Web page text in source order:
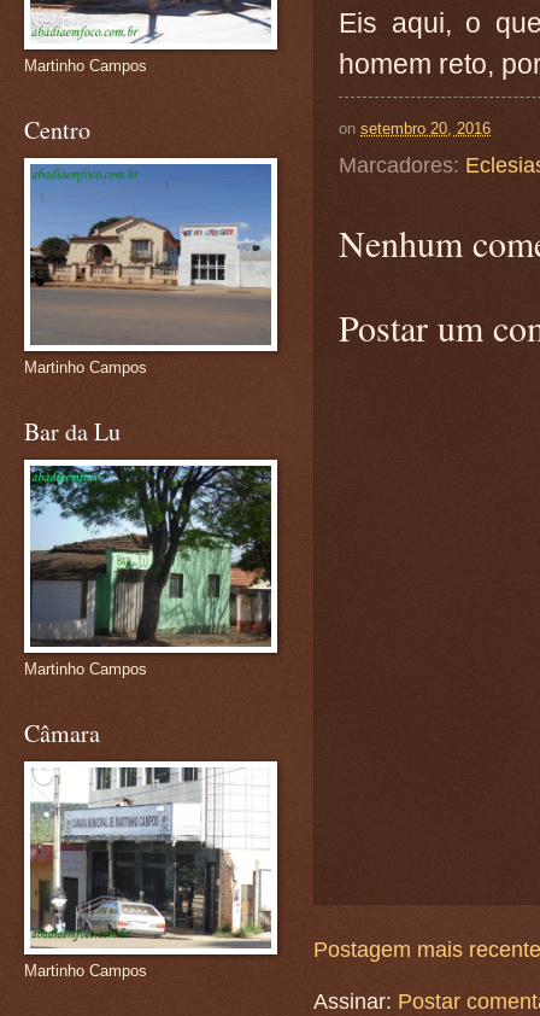
Eis aqui, o
homem reto,
on setembro 20, 2016
Marcadores:
Nenhum
Postar um
Postagem mais recente
Assinar: Postar
Martinho Campos
Centro
Martinho Campos
Bar da Lu
Martinho Campos
Câmara
Martinho Campos